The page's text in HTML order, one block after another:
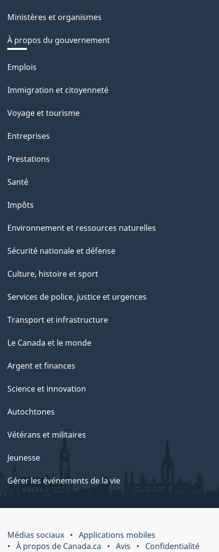
Ministères et organismes
À propos du gouvernement
Thèmes
sujets
Emplois
Immigration et citoyenneté
Voyage et tourisme
Entreprises
Prestations
Santé
Impôts
Environnement et ressources naturelles
Sécurité nationale et défense
Culture, histoire et sport
Services de police, justice et urgences
Transport et infrastructure
Le Canada et le monde
Argent et finances
Science et innovation
Autochtones
Vétérans et militaires
Jeunesse
Gérer les événements de la vie
Médias sociaux
Applications mobiles
À propos de Canada.ca
Avis Confidentialité